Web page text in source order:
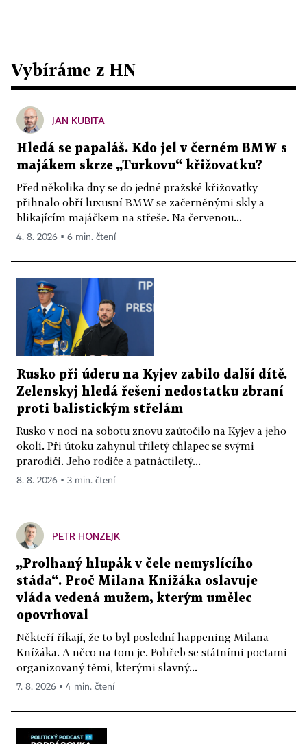
Vybíráme z HN
JAN KUBITA
Hledá se papaláš. Kdo jel v černém BMW s
majákem skrze „Turkovu“ křižovatku?
Před několika dny se do jedné pražské křižovatky
přihnalo obří luxusní BMW se začerněnými skly a
blikajícím majáčkem na střeše. Na červenou...
4. 8. 2026 ▪ 6 min. čtení
Rusko při úderu na Kyjev zabilo další dítě.
Zelenskyj hledá řešení nedostatku zbraní
proti balistickým střelám
Rusko v noci na sobotu znovu zaútočilo na Kyjev a jeho
okolí. Při útoku zahynul tříletý chlapec se svými
prarodiči. Jeho rodiče a patnáctiletý...
8. 8. 2026 ▪ 3 min. čtení
PETR HONZEJK
„Prolhaný hlupák v čele nemyslícího
stáda“. Proč Milana Knížáka oslavuje
vláda vedená mužem, kterým umělec
opovrhoval
Někteří říkají, že to byl poslední happening Milana
Knížáka. A něco na tom je. Pohřeb se státními poctami
organizovaný těmi, kterými slavný...
7. 8. 2026 ▪ 4 min. čtení